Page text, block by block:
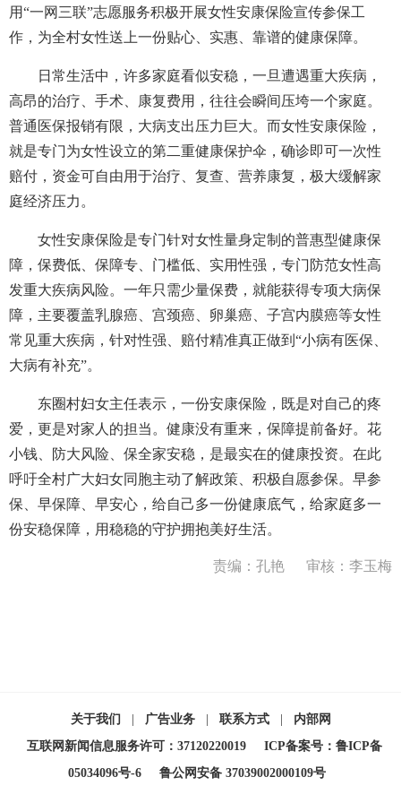
用“一网三联”志愿服务积极开展女性安康保险宣传参保工
作，为全村女性送上一份贴心、实惠、靠谱的健康保障。
日常生活中，许多家庭看似安稳，一旦遭遇重大疾病，
高昂的治疗、手术、康复费用，往往会瞬间压垮一个家庭。
普通医保报销有限，大病支出压力巨大。而女性安康保险，
就是专门为女性设立的第二重健康保护伞，确诊即可一次性
赔付，资金可自由用于治疗、复查、营养康复，极大缓解家
庭经济压力。
女性安康保险是专门针对女性量身定制的普惠型健康保
障，保费低、保障专、门槛低、实用性强，专门防范女性高
发重大疾病风险。一年只需少量保费，就能获得专项大病保
障，主要覆盖乳腺癌、宫颈癌、卵巢癌、子宫内膜癌等女性
常见重大疾病，针对性强、赔付精准真正做到“小病有医保、
大病有补充”。
东圈村妇女主任表示，一份安康保险，既是对自己的疼
爱，更是对家人的担当。健康没有重来，保障提前备好。花
小钱、防大风险、保全家安稳，是最实在的健康投资。在此
呼吁全村广大妇女同胞主动了解政策、积极自愿参保。早参
保、早保障、早安心，给自己多一份健康底气，给家庭多一
份安稳保障，用稳稳的守护拥抱美好生活。
责编：孔艳 审核：李玉梅
关于我们 广告业务 联系方式
内部网
互联网新闻信息服务许可：37120220019
ICP备案号：鲁ICP备
05034096号-6
鲁公网安备 37039002000109号